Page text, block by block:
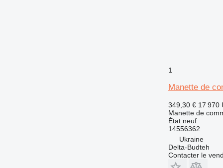
1
Manette de
349,30 € 17 970
Manette de
Étatneuf
14556362
Ukraine
Delta-Budteh
Contacter le